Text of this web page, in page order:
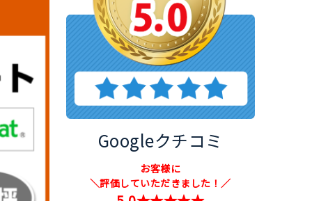
Googleクチコミ
お客様に
＼評価していただきました！／